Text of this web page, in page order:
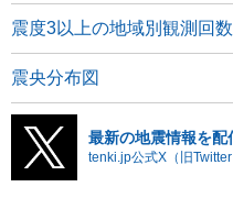
震度3以上の地域別観測回数
震央分布図
最新の地震情報を配
tenki.jp公式X（旧